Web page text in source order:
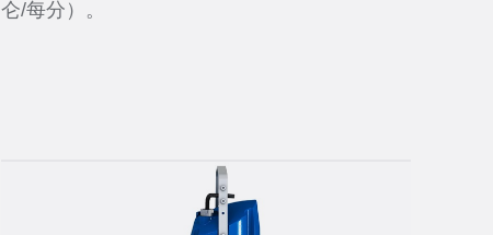
仑/每分）。